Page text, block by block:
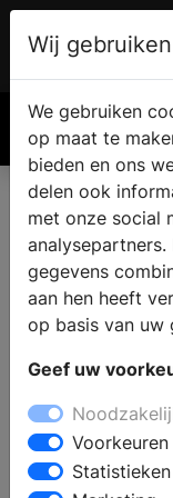
Wij
We gebruiken
op maat te
bieden en ons
delen ook
met onze social
gegevens
aan hen heeft
op basis van uw
Geef uw
Voorkeuren
Statistieken